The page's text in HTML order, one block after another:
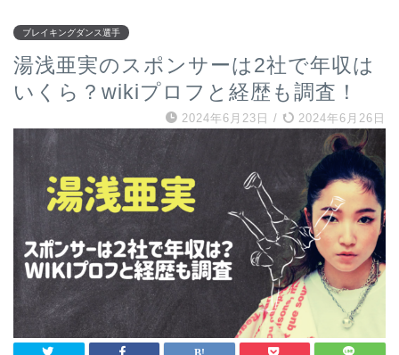
ブレイキングダンス選手
湯浅亜実のスポンサーは2社で年収は
いくら？wikiプロフと経歴も調査！
2024年6月23日 / 2024年6月26日